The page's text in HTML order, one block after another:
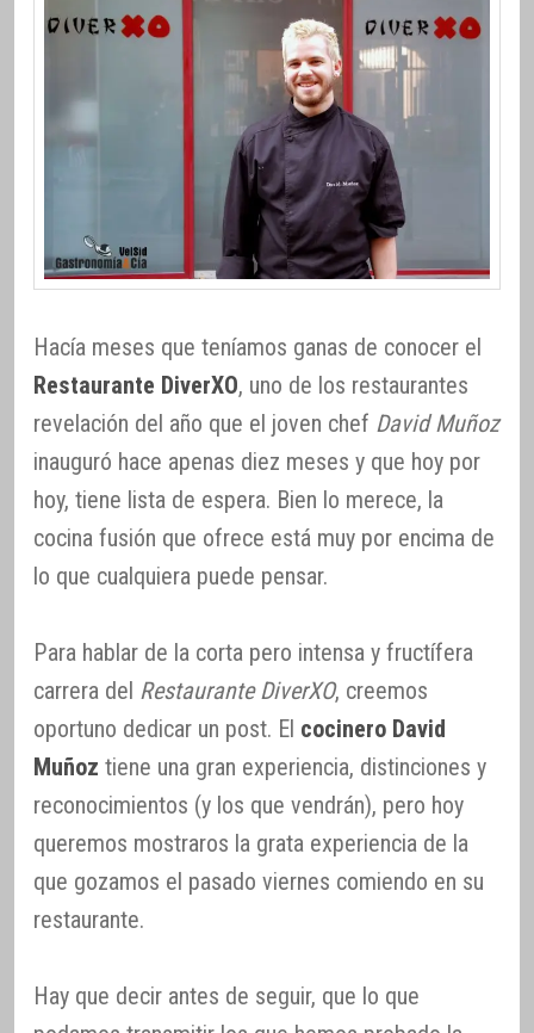
Hacía meses que teníamos ganas de conocer el
Restaurante DiverXO, uno de los restaurantes
revelación del año que el joven chef David Muñoz
inauguró hace apenas diez meses y que hoy por
hoy, tiene lista de espera. Bien lo merece, la
cocina fusión que ofrece está muy por encima de
lo que cualquiera puede pensar.
Para hablar de la corta pero intensa y fructífera
carrera del Restaurante DiverXO, creemos
oportuno dedicar un post. El cocinero David
Muñoz tiene una gran experiencia, distinciones y
reconocimientos (y los que vendrán), pero hoy
queremos mostraros la grata experiencia de la
que gozamos el pasado viernes comiendo en su
restaurante.
Hay que decir antes de seguir, que lo que